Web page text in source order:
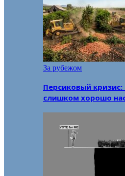
За рубежом
Персиковый
слишком хорошо